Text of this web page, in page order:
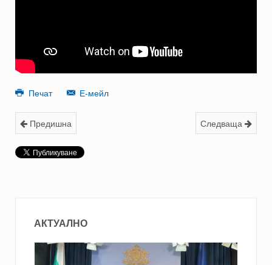
Печат Е-мейл
Предишна Следваща
АКТУАЛНО